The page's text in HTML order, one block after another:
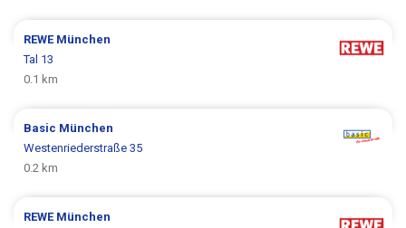
REWE München
Tal 13
0.1 km
Basic München
Westenriederstraße 35
0.2 km
REWE München